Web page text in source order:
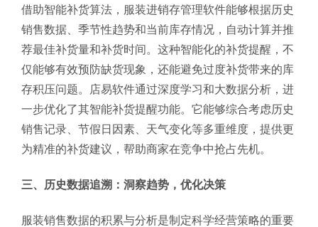
借助智能补货算法，服装进销存管理软件能够根据历史
销售数据、季节性趋势和当前库存情况，自动计算并推
荐最佳补货量和补货时间。这种智能化的补货提醒，不
仅能够有效预防缺货现象，还能避免过度补货带来的库
存积压问题。店易软件通过深度学习和大数据分析，进
一步优化了其智能补货提醒功能。它能够综合考虑历史
销售记录、节假日因素、天气变化等多重维度，提供更
为精准的补货建议，帮助商家在竞争中抢占先机。
三、历史数据追溯：洞察趋势，优化决策
服装销售数据的积累与分析是制定科学经营策略的重要